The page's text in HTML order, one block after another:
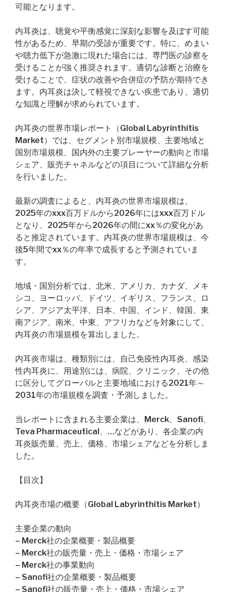
可能となります。
内耳炎は、聴覚や平衡感覚に深刻な影響を及ぼす可能
性があるため、早期の受診が重要です。特に、めまい
や聴力低下が急激に現れた場合には、専門医の診察を
受けることが強く推奨されます。適切な診断と治療を
受けることで、症状の改善や合併症の予防が期待でき
ます。内耳炎は決して軽視できない疾患であり、適切
な知識と理解が求められています。
内耳炎の世界市場レポート（Global Labyrinthitis
Market）では、セグメント別市場規模、主要地域と
国別市場規模、国内外の主要プレーヤーの動向と市場
シェア、販売チャネルなどの項目について詳細な分析
を行いました。
最新の調査によると、内耳炎の世界市場規模は、
2025年のxxx百万ドルから2026年にはxxx百万ドル
となり、2025年から2026年の間にxx％の変化があ
ると推定されています。内耳炎の世界市場規模は、今
後5年間でxx％の年率で成長すると予測されていま
す。
地域・国別分析では、北米、アメリカ、カナダ、メキ
シコ、ヨーロッパ、ドイツ、イギリス、フランス、ロ
シア、アジア太平洋、日本、中国、インド、韓国、東
南アジア、南米、中東、アフリカなどを対象にして、
内耳炎の市場規模を算出しました。
内耳炎市場は、種類別には、自己免疫性内耳炎、感染
性内耳炎に、用途別には、病院、クリニック、その他
に区分してグローバルと主要地域における2021年～
2031年の市場規模を調査・予測しました。
当レポートに含まれる主要企業は、Merck、Sanofi、
Teva Pharmaceutical、…などがあり、各企業の内
耳炎販売量、売上、価格、市場シェアなどを分析しま
した。
【目次】
内耳炎市場の概要（Global Labyrinthitis Market）
主要企業の動向
– Merck社の企業概要・製品概要
– Merck社の販売量・売上・価格・市場シェア
– Merck社の事業動向
– Sanofi社の企業概要・製品概要
– Sanofi社の販売量・売上・価格・市場シェア